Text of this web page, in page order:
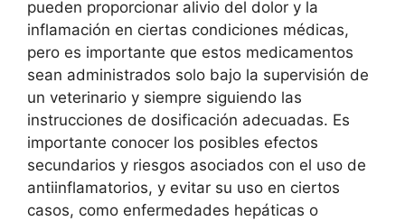
pueden proporcionar alivio del dolor y la
inflamación en ciertas condiciones médicas,
pero es importante que estos medicamentos
sean administrados solo bajo la supervisión de
un veterinario y siempre siguiendo las
instrucciones de dosificación adecuadas. Es
importante conocer los posibles efectos
secundarios y riesgos asociados con el uso de
antiinflamatorios, y evitar su uso en ciertos
casos, como enfermedades hepáticas o